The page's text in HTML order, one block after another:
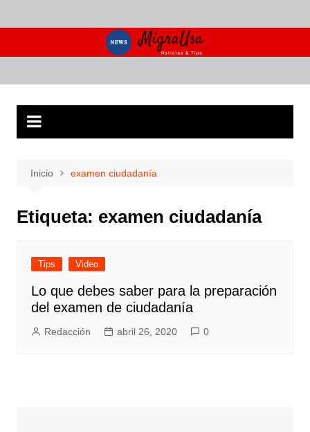
al
Inicio examen ciudadanía
Etiqueta: examen ciudadanía
Tips Video
Lo que debes saber para la preparación
del examen de ciudadanía
Redacción abril 26, 2020 0